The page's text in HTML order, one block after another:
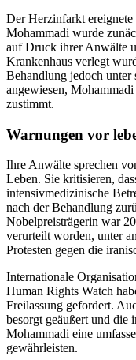
Der Herzinfarkt ereignete
Mohammadi wurde
auf Druck ihrer Anwälte
Krankenhaus verlegt
Behandlung jedoch
angewiesen,
zustimmt.
Warnungen vor
Ihre Anwälte sprechen
Leben. Sie kritisieren,
intensivmedizinische
nach der Behandlung
Nobelpreisträgerin war
verurteilt worden, unter
Protesten gegen die
Internationale
Human Rights Watch
Freilassung gefordert.
besorgt geäußert und die
Mohammadi eine
gewährleisten.